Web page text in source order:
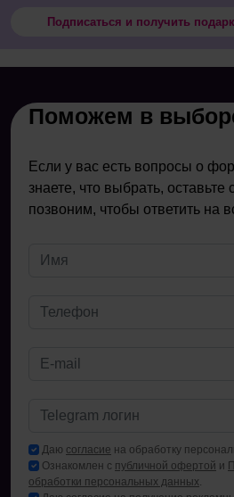
Подписаться и получить
Поможем в
Если у вас есть вопросы о
знаете, что выбрать,
позвоним, чтобы ответить на
Даю согласие на обработку
Ознакомлен с публичной офертой и
обработки персональных данных